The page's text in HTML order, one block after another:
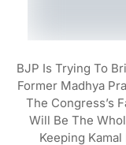
BJP Is Trying To
Former Madhya
The Congress’s
Will Be The
Keeping